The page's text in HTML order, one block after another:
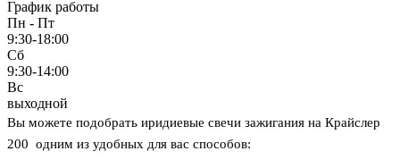
График работы
Пн - Пт
9:30-18:00
Сб
9:30-14:00
Вс
выходной
Вы можете подобрать иридиевые свечи зажигания на Крайслер
200 одним из удобных для вас способов: